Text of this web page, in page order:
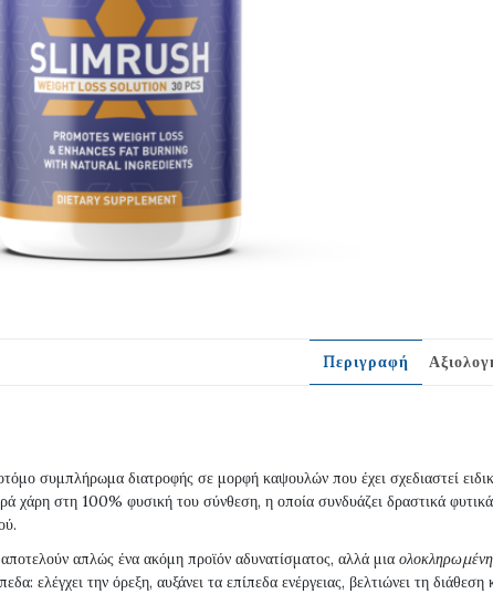
Περιγραφή
συμπλήρωμα διατροφής σε μορφή καψουλών που έχει σχεδιαστεί
χάρη στη 100% φυσική του σύνθεση, η οποία συνδυάζει δραστικά
απλώς ένα ακόμη προϊόν αδυνατίσματος, αλλά μια
ελέγχει την όρεξη, αυξάνει τα επίπεδα ενέργειας, βελτιώνει τη